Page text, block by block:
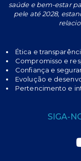
saúde e bem-estar
pele até 2028,
Ética e
Compromisso e
Confiança e
Evolução e
Pertencimento e
SIGA-